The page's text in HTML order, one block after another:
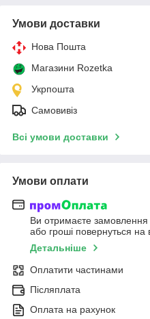
Умови доставки
Нова Пошта
Магазини Rozetka
Укрпошта
Самовивіз
Всі умови доставки
Умови оплати
Ви отримаєте замовлення
або гроші повернуться на
Детальніше
Оплатити частинами
Післяплата
Оплата на рахунок